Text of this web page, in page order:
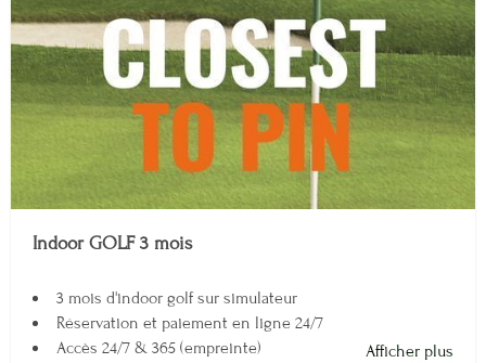
Indoor GOLF 3 mois
3 mois d'indoor golf sur simulateur
Réservation et paiement en ligne 24/7
Accès 24/7 & 365 (empreinte)
Afficher plus